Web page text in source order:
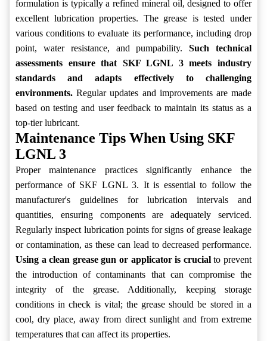
formulation is typically a refined mineral oil, designed to offer
excellent lubrication properties. The grease is tested under
various conditions to evaluate its performance, including drop
point, water resistance, and pumpability.Such technical
assessments ensure that SKF LGNL 3 meets industry
standards and adapts effectively to challenging
environments. Regular updates and improvements are made
based on testing and user feedback to maintain its status as a
top-tier lubricant.
Maintenance Tips When Using SKF
LGNL 3
Proper maintenance practices significantly enhance the
performance of SKF LGNL 3. It is essential to follow the
manufacturer's guidelines for lubrication intervals and
quantities, ensuring components are adequately serviced.
Regularly inspect lubrication points for signs of grease leakage
or contamination, as these can lead to decreased performance.
Using a clean grease gun or applicator is crucialto prevent
the introduction of contaminants that can compromise the
integrity of the grease. Additionally, keeping storage
conditions in check is vital; the grease should be stored in a
cool, dry place, away from direct sunlight and from extreme
temperatures that can affect its properties.